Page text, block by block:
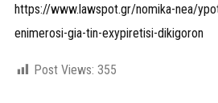
https://www.lawspot.gr/nomika-nea/
enimerosi-gia-tin-exypiretisi-dikigoron
Post Views: 355